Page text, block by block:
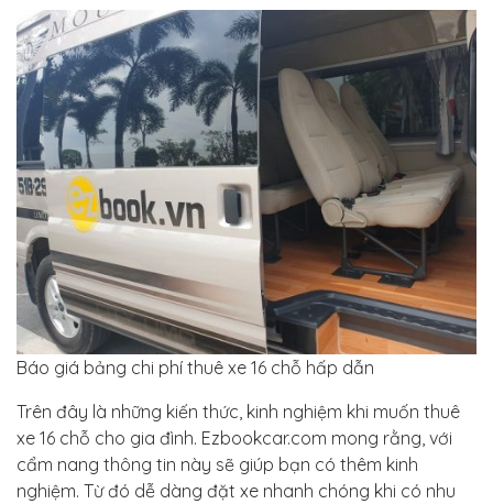
Báo giá bảng chi phí thuê xe 16 chỗ hấp dẫn
Trên đây là những kiến thức, kinh nghiệm khi muốn thuê
xe 16 chỗ cho gia đình. Ezbookcar.com mong rằng, với
cẩm nang thông tin này sẽ giúp bạn có thêm kinh
nghiệm. Từ đó dễ dàng đặt xe nhanh chóng khi có nhu